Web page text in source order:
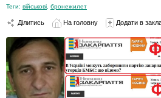
Теги: військові бронежилет
Ділитись На головну Додати в